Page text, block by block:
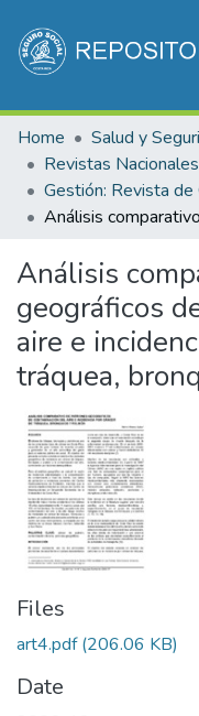
Communities &
All of DSpace
Statistics
Home
Análisis
geográficos
aire e
tráquea,
Files
art4.pdf(206.06 KB)
Date